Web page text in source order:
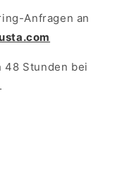
Anfragen an
48 Stunden bei